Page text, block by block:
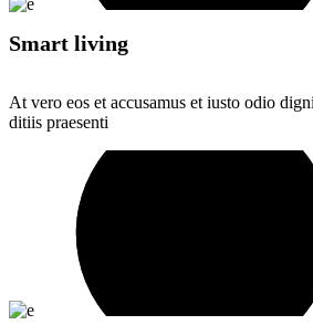
Smart living
At vero eos et accusamus et iusto odio
ditiis praesenti